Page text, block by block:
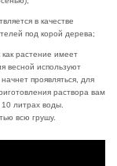
в качестве
под корой дерева;
растение имеет
весной используют
проявляться, для
раствора вам
литрах воды.
всю грушу.